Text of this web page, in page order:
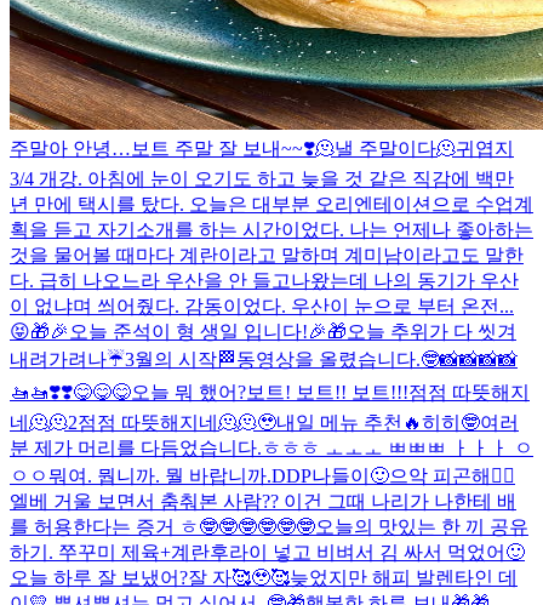
주말아 안녕… 보트 주말 잘 보내~~❣️🫠낼 주말이다🫠귀엽지
3/4 개강. 아침에 눈이 오기도 하고 늦을 것 같은 직감에 백만
년 만에 택시를 탔다. 오늘은 대부분 오리엔테이션으로 수업계
획을 듣고 자기소개를 하는 시간이었다. 나는 언제나 좋아하는
것을 물어볼 때마다 계란이라고 말하며 계미남이라고도 말한
다. 급히 나오느라 우산을 안 들고나왔는데 나의 동기가 우산
이 없냐며 씌어줬다. 감동이었다. 우산이 눈으로 부터 온전...
😝🎁🎉오늘 준석이 형 생일 입니다!🎉🎁오늘 추위가 다 씻겨
내려가려나☔️3월의 시작🏁동영상을 올렸습니다.🤓📸📸📸📸
🚤🚤❣️❣️😋😋😋오늘 뭐 했어?보트! 보트!! 보트!!!점점 따뜻해지
네🫠🫠2점점 따뜻해지네🫠🫠🥹내일 메뉴 추천🔥히히🤓여러
분 제가 머리를 다듬었습니다.ㅎㅎㅎ ㅗㅗㅗ ㅃㅃㅃ ㅏㅏㅏ ㅇ
ㅇㅇ뭐여. 뭡니까. 뭘 바랍니까.DDP나들이🙂으악 피곤해🤦‍♂️
엘베 거울 보면서 춤춰본 사람?? 이건 그때 나리가 나한테 배
를 허용한다는 증거 ㅎ🤓🤓🤓🤓🤓🤓오늘의 맛있는 한 끼 공유
하기. 쭈꾸미 제육+계란후라이 넣고 비벼서 김 싸서 먹었어🙂
오늘 하루 잘 보냈어?잘 자🥰🥹🥰늦었지만 해피 발렌타인 데